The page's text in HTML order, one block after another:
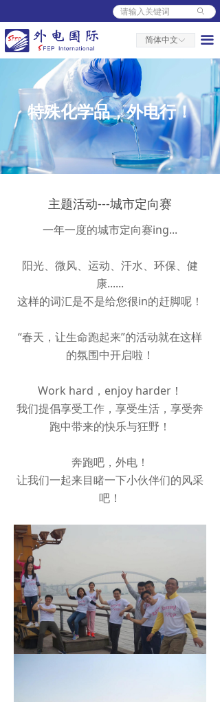
ꀅ
简体中文 끀
关于外电
人力资源
新闻中心
产品中心
营销中心
平台服务
ꄙ
主题活动---城市定向赛
一年一度的城市定向赛ing...
阳光、微风、运动、汗水、环保、健
康......
这样的词汇是不是给您很in的赶脚呢！
“春天，让生命跑起来”的活动就在这样
的氛围中开启啦！
Work hard，enjoy harder！
我们提倡享受工作，享受生活，享受奔
跑中带来的快乐与狂野！
奔跑吧，外电！
让我们一起来目睹一下小伙伴们的风采
吧！
特殊化学品，外电行！